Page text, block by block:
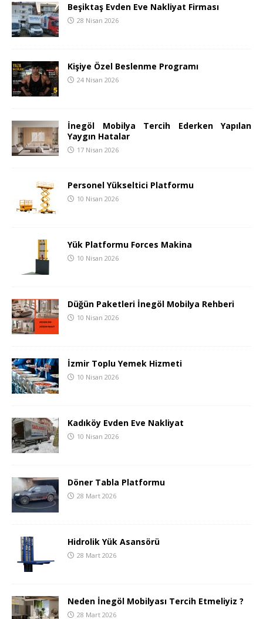
Beşiktaş Evden Eve Nakliyat Firması
28 Nisan 2026
Kişiye Özel Beslenme Programı
24 Nisan 2026
İnegöl Mobilya Tercih Ederken Yapılan
Yaygın Hatalar
17 Nisan 2026
Personel Yükseltici Platformu
10 Nisan 2026
Yük Platformu Forces Makina
10 Nisan 2026
Düğün Paketleri İnegöl Mobilya Rehberi
10 Nisan 2026
İzmir Toplu Yemek Hizmeti
10 Nisan 2026
Kadıköy Evden Eve Nakliyat
10 Nisan 2026
Döner Tabla Platformu
28 Mart 2026
Hidrolik Yük Asansörü
28 Mart 2026
Neden İnegöl Mobilyası Tercih Etmeliyiz ?
28 Mart 2026